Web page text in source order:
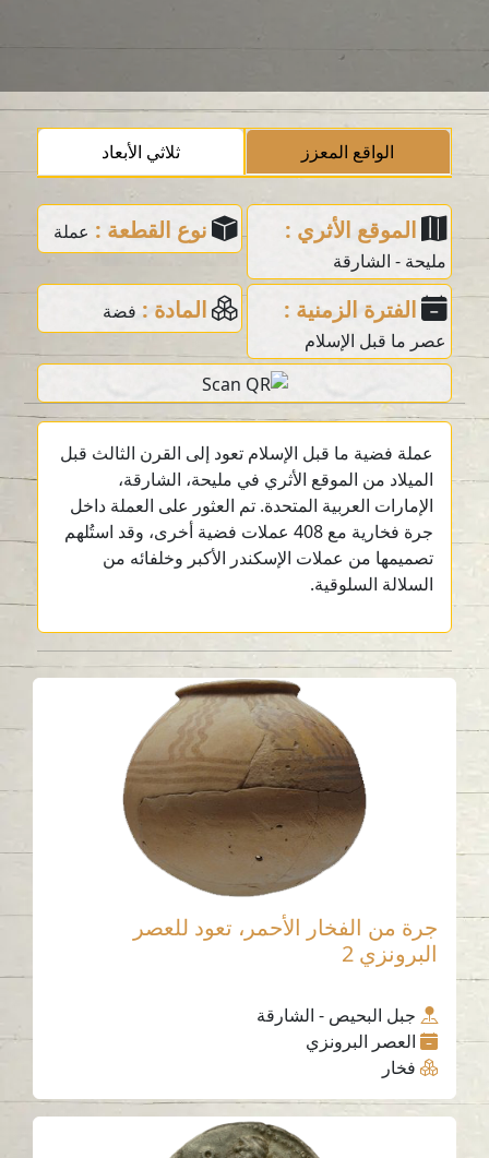
الواقع المعزز ثلاثي الأبعاد
الموقع الأثري :
مليحة - الشارقة
نوع القطعة : عملة
الفترة الزمنية :
عصر ما قبل الإسلام
المادة : فضة
عملة فضية ما قبل الإسلام تعود إلى القرن الثالث قبل
الميلاد من الموقع الأثري في مليحة، الشارقة،
الإمارات العربية المتحدة. تم العثور على العملة داخل
جرة فخارية مع 408 عملات فضية أخرى، وقد استُلهم
تصميمها من عملات الإسكندر الأكبر وخلفائه من
السلالة السلوقية.
جرة من الفخار الأحمر، تعود للعصر
البرونزي 2
جبل البحيص - الشارقة
العصر البرونزي
فخار